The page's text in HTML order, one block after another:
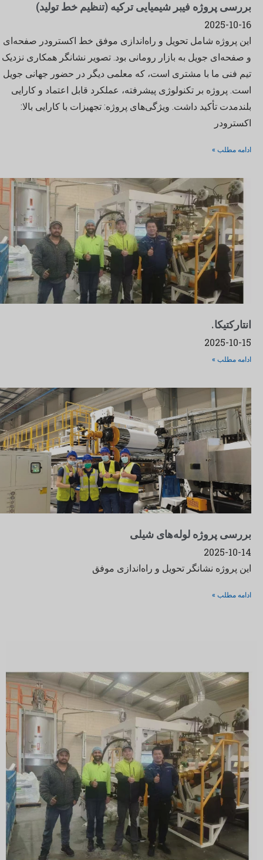
بررسی پروژه فیبر شیمیایی ترکیه (تنظیم خط تولید)
2025-10-16
این پروژه شامل تحویل و راه‌اندازی موفق خط اکسترودر صفحه‌ای
و صفحه‌ای جویل به بازار رومانی بود. تصویر نشانگر همکاری نزدیک
تیم فنی ما با مشتری است، که معلمی دیگر در حضور جهانی جویل
است. پروژه بر تکنولوژی پیشرفته، عملکرد قابل اعتماد و کارایی
بلندمدت تأکید داشت. ویژگی‌های پروژه: تجهیزات با کارایی بالا:
اکسترودر
ادامه مطلب »
انتارکتیکا.
2025-10-15
ادامه مطلب »
بررسی پروژه لوله‌های شیلی
2025-10-14
این پروژه نشانگر تحویل و راه‌اندازی موفق
ادامه مطلب »